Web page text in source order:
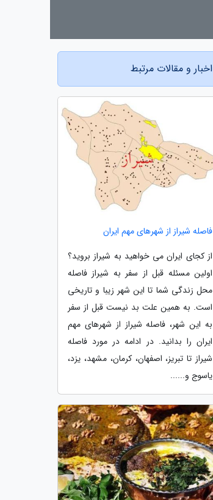
اخبار و مقالات مرتبط
فاصله شیراز از شهرهای مهم ایران
از کجای ایران می خواهید به شیراز بروید؟
اولین مسئله قبل از سفر به شیراز فاصله
محل زندگی شما تا این شهر زیبا و تاریخی
است. به همین علت بد نیست قبل از سفر
به این شهر، فاصله شیراز از شهرهای مهم
ایران را بدانید. در ادامه در مورد فاصله
شیراز تا تبریز، اصفهان، کرمان، مشهد، یزد،
یاسوج و......